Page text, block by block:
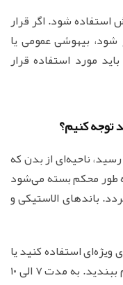
استفاده شود. اگر قرار
بیهوشی عمومی یا
مورد استفاده قرار
توجه کنیم؟
ناحیه‌ای از بدن که
طور محکم بسته می‌شود
باند‌های الاستیکی و
استفاده کنید یا
به مدت ۳ الی ۴ هفته‌ این ناحیه را محکم ببندید. به مدت ۷ الی ۱۰